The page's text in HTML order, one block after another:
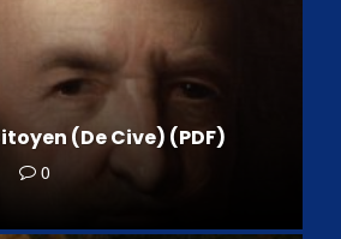
(De Cive) (PDF)
0